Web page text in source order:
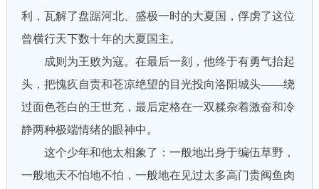
利，瓦解了盘踞河北、盛极一时的大夏国，俘虏了这位
曾横行天下数十年的大夏国主。
成则为王败为寇。在最后一刻，他终于有勇气抬起
头，把愧疚自责和苍凉绝望的目光投向洛阳城头——绕
过面色苍白的王世充，最后定格在一双糅杂着激奋和冷
静两种极端情绪的眼神中。
这个少年和他太相象了：一般地出身于编伍草野，
一般地天不怕地不怕，一般地在见过太多高门贵阀鱼肉